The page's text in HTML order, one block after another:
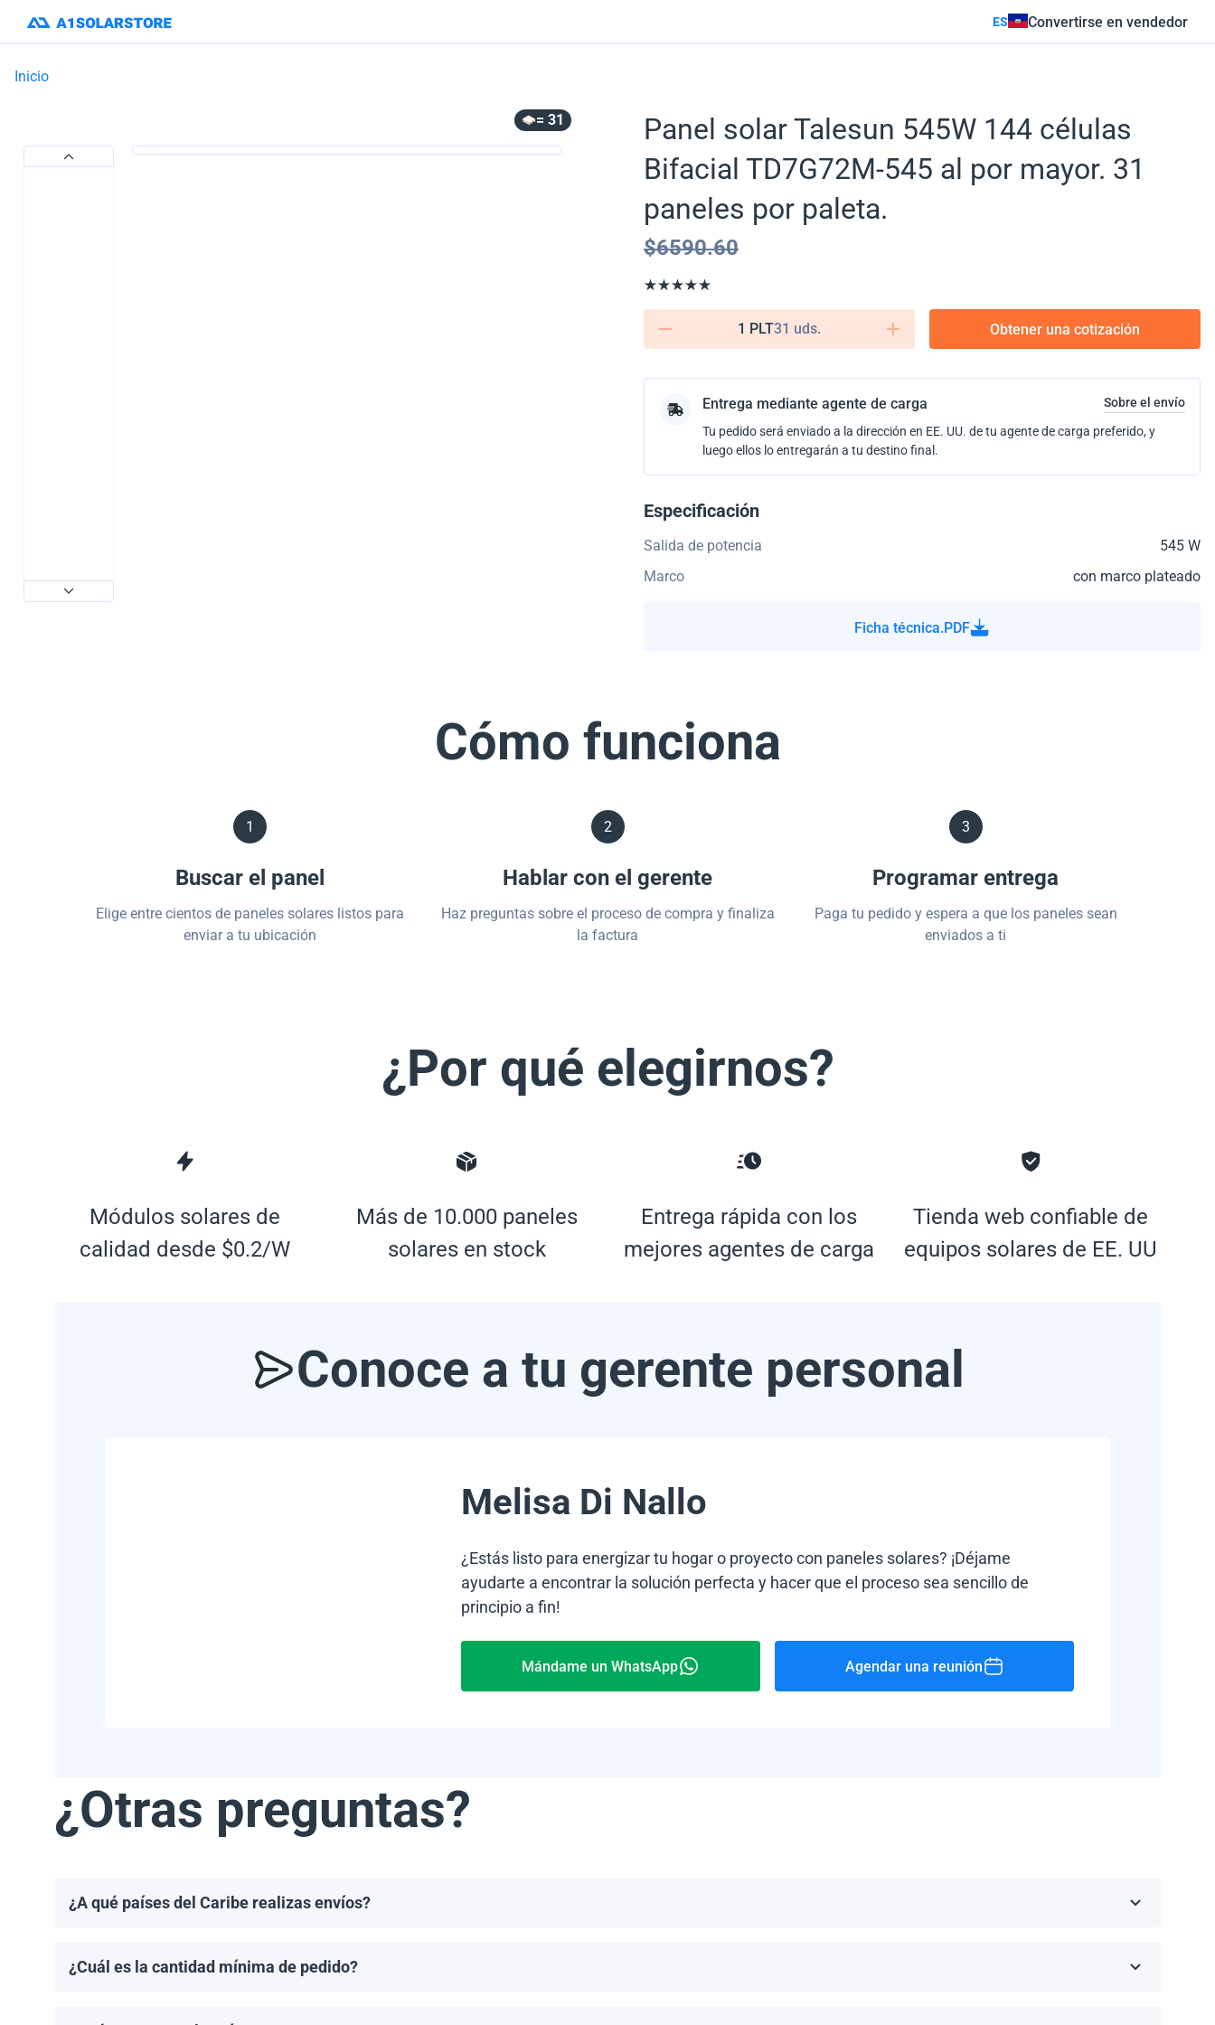
ES Convertirse en vendedor
Inicio
= 31
Panel solar Talesun 545W 144 células
Bifacial TD7G72M-545 al por mayor. 31
paneles por paleta.
$6590.60
1 PLT31 uds. Obtener una cotización
Entrega mediante agente de carga
Sobre el envío
Tu pedido será enviado a la dirección en EE. UU. de tu agente de carga preferido, y
luego ellos lo entregarán a tu destino final.
Especificación
Salida de potencia
545 W
Marco
con marco plateado
Ficha técnica.PDF
Cómo funciona
1
Buscar el panel
Elige entre cientos de paneles solares listos para
enviar a tu ubicación
2
Hablar con el gerente
Haz preguntas sobre el proceso de compra y finaliza
la factura
3
Programar entrega
Paga tu pedido y espera a que los paneles sean
enviados a ti
¿Por qué elegirnos?
Módulos solares de
calidad desde $0.2/W
Más de 10.000 paneles
solares en stock
Entrega rápida con los
mejores agentes de carga
Tienda web confiable de
equipos solares de EE. UU
Conoce a tu gerente personal
Melisa Di Nallo
¿Estás listo para energizar tu hogar o proyecto con paneles solares? ¡Déjame
ayudarte a encontrar la solución perfecta y hacer que el proceso sea sencillo de
principio a fin!
Mándame un WhatsApp Agendar una reunión
¿Otras preguntas?
¿A qué países del Caribe realizas envíos?
¿Cuál es la cantidad mínima de pedido?